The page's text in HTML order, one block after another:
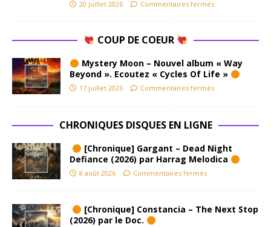
20 juillet 2026 Commentaires fermés
COUP DE COEUR
Mystery Moon – Nouvel album « Way
Beyond ». Ecoutez « Cycles Of Life »
17 juillet 2026 Commentaires fermés
CHRONIQUES DISQUES EN LIGNE
[Chronique] Gargant – Dead Night
Defiance (2026) par Harrag Melodica
8 août 2026 Commentaires fermés
[Chronique] Constancia – The Next Stop
(2026) par le Doc.